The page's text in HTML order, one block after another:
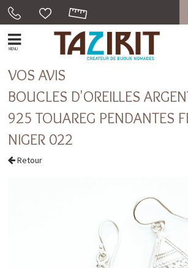
MENU
VOS AVIS
BOUCLES D'OREILLES
925 TOUAREG PENDANTES
NIGER 022
Retour